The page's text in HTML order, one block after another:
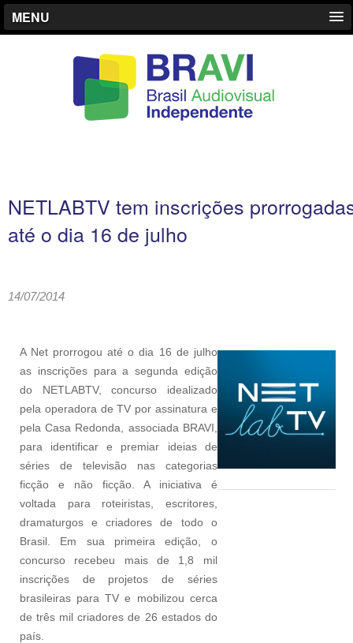
MENU
NETLABTV tem inscrições
até o dia 16 de julho
14/07/2014
A Net prorrogou até o dia 16 de julho
as inscrições para a segunda edição
do NETLABTV, concurso idealizado
pela operadora de TV por assinatura e
pela Casa Redonda, associada BRAVI,
para identificar e premiar ideias de
séries de televisão nas categorias
ficção e não ficção. A iniciativa é
voltada para roteiristas, escritores,
dramaturgos e criadores de todo o
Brasil. Em sua primeira edição, o
concurso recebeu mais de 1,8 mil
inscrições de projetos de séries
brasileiras para TV e mobilizou cerca
de três mil criadores de 26 estados do
país.